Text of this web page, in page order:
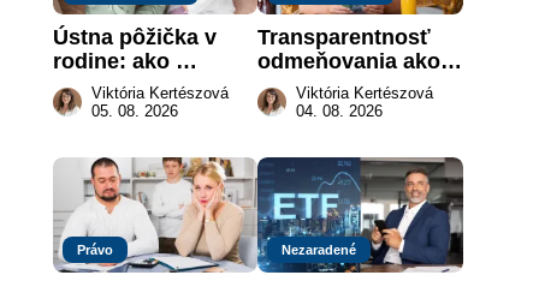
Ústna pôžička v
rodine: ako
vymôcť peniaze,
keď na papieri nie
Viktória Kertészová
05. 08. 2026
Transparentnosť
odmeňovania ako
právna povinnosť:
revolúcia na
práce
Viktória Kertészová
04. 08. 2026
Právo Nezaradené